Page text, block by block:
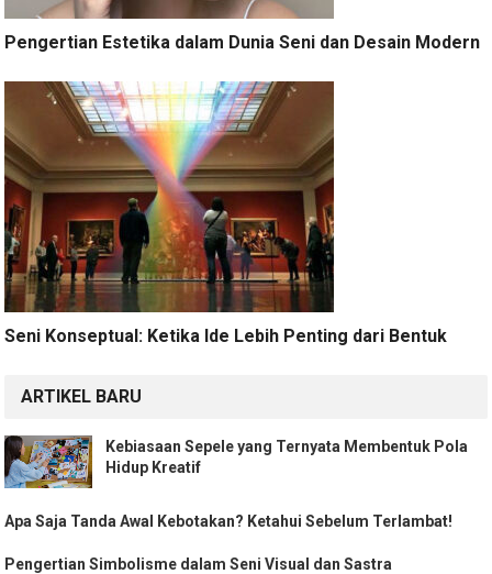
Pengertian Estetika dalam Dunia Seni dan Desain Modern
Seni Konseptual: Ketika Ide Lebih Penting dari Bentuk
ARTIKEL BARU
Kebiasaan Sepele yang Ternyata Membentuk Pola
Hidup Kreatif
Apa Saja Tanda Awal Kebotakan? Ketahui Sebelum Terlambat!
Pengertian Simbolisme dalam Seni Visual dan Sastra